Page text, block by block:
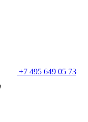
+7 495 649 05 73